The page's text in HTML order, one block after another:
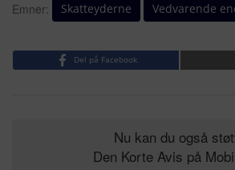
Emner: Skatteyderne Vedvarende
Del på Facebook
Nu kan du også
Den Korte Avis på